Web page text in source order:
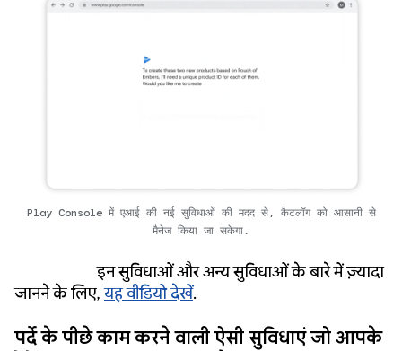
Play Console में एआई की नई सुविधाओं की मदद से, कैटलॉग को आसानी से
मैनेज किया जा सकेगा.
इन सुविधाओं और अन्य सुविधाओं के बारे में ज़्यादा
जानने के लिए,यह वीडियो देखें.
पर्दे के पीछे काम करने वाली ऐसी सुविधाएं जो आपके